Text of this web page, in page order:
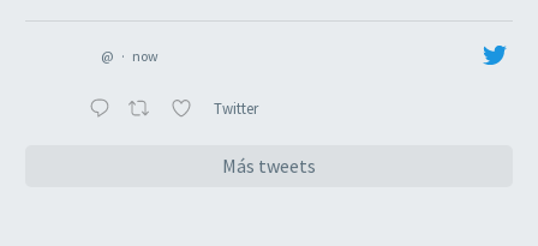
@ · now
Twitter
Más tweets